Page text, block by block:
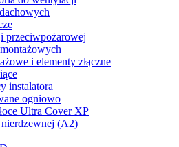
przeciwpożarowej
i elementy złączne
instalatora
ogniowo
Ultra Cover XP
(A2)